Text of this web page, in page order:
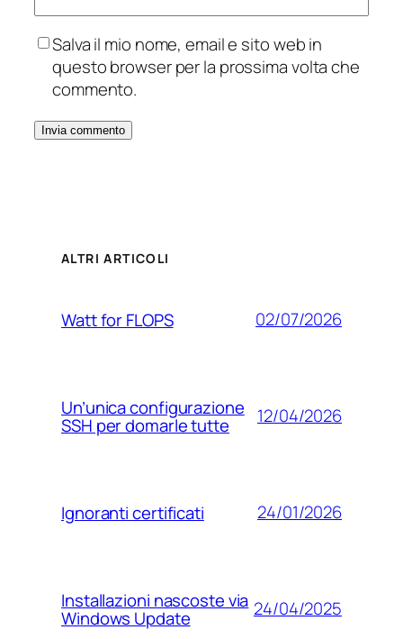
Salva il mio nome, email e sito web in
questo browser per la prossima volta che
commento.
ALTRI ARTICOLI
Watt for FLOPS 02/07/2026
Un’unica configurazione
SSH per domarle tutte 12/04/2026
Ignoranti certificati 24/01/2026
Installazioni nascoste via
Windows Update 24/04/2025